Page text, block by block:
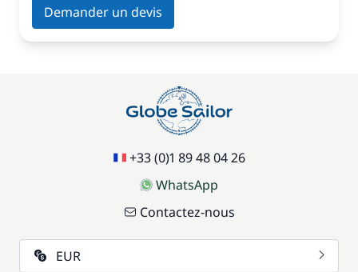
Demander un devis
+33 (0)1 89 48 04 26
WhatsApp
Contactez-nous
EUR